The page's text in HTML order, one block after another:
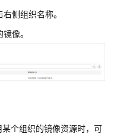
右侧组织名称。
像。
个组织的镜像资源时，可